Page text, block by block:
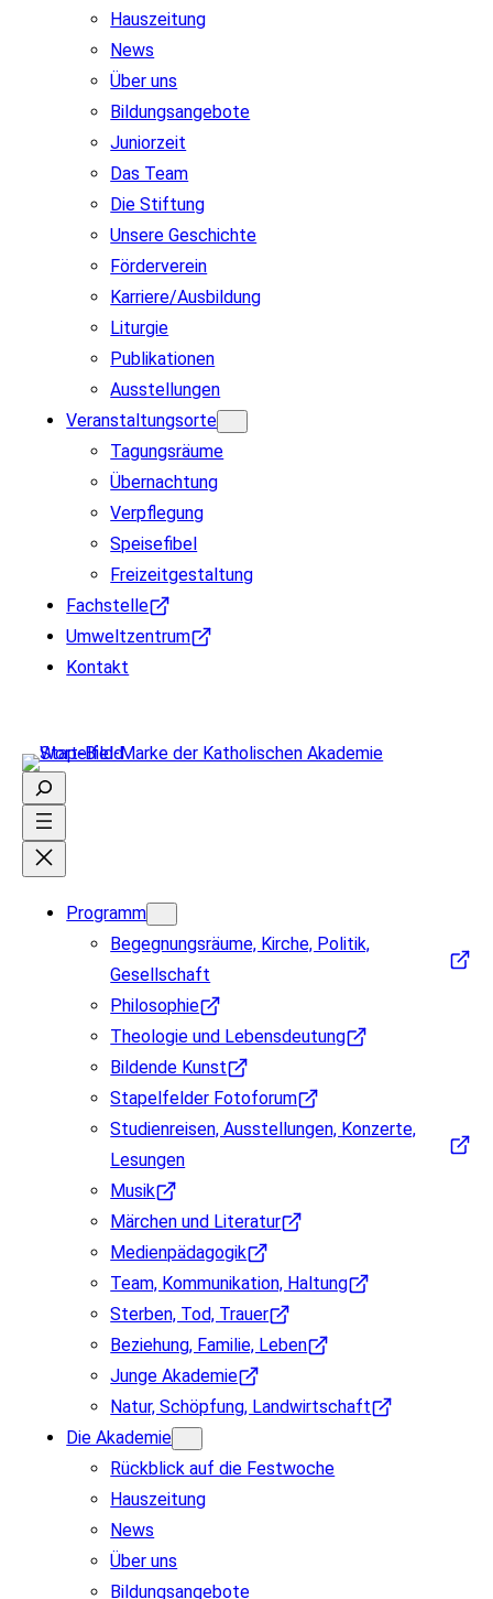
Hauszeitung
News
Über uns
Bildungsangebote
Juniorzeit
Das Team
Die Stiftung
Unsere Geschichte
Förderverein
Karriere/Ausbildung
Liturgie
Publikationen
Ausstellungen
Veranstaltungsorte
Tagungsräume
Übernachtung
Verpflegung
Speisefibel
Freizeitgestaltung
Fachstelle
Umweltzentrum
Kontakt
Suchen
Programm
Begegnungsräume, Kirche, Politik,
Gesellschaft
Philosophie
Theologie und Lebensdeutung
Bildende Kunst
Stapelfelder Fotoforum
Studienreisen, Ausstellungen, Konzerte,
Lesungen
Musik
Märchen und Literatur
Medienpädagogik
Team, Kommunikation, Haltung
Sterben, Tod, Trauer
Beziehung, Familie, Leben
Junge Akademie
Natur, Schöpfung, Landwirtschaft
Die Akademie
Rückblick auf die Festwoche
Hauszeitung
News
Über uns
Bildungsangebote